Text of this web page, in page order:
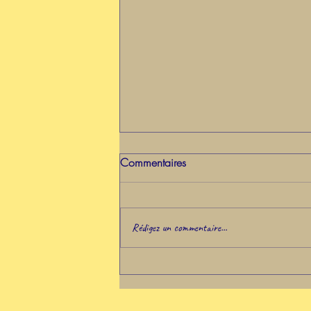
Commentaires
Rédigez un commentaire...